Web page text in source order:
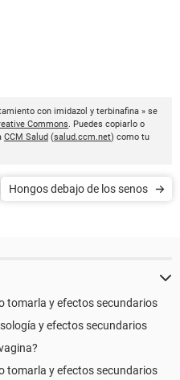
con imidazol y terbinafina » se
Commons. Puedes copiarlo o
CCM Salud (salud.ccm.net) como tu
Hongos debajo de los senos
tomarla y efectos secundarios
y efectos secundarios
tomarla y efectos secundarios